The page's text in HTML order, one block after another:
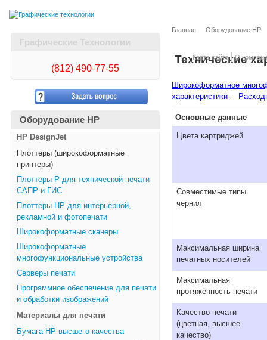
Карта сайта О
Графические Технологии
(812) 490-77-55
Оборудование HP
HP DesignJet
Плоттеры (широкоформатные
принтеры)
Плоттеры Р для технической печати
САПР и ГИС
Плоттеры НР для интерьерной,
рекламной и фотопечати
Широкоформатные сканеры
Широкоформатные
многофункциональные устройства
Серверы печати
Программное обеспечение для печати
и обработки изображений
Материалы для печати
Бумага HP высшего качества
Главная Оборудование HP
Технические
Широкоформатное
характеристики
Основные данные
Цвета картриджей
Совместимые типы
чернил
Максимальная ширина
печатных носителей
Максимальная
протяжённость печати
Качество печати
(цветная, высшее
качество)